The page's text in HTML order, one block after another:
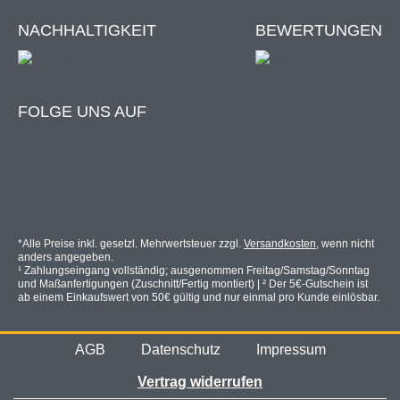
NACHHALTIGKEIT BEWERTUNGEN
FOLGE UNS AUF
*Alle Preise inkl. gesetzl. Mehrwertsteuer zzgl. Versandkosten, wenn nicht
anders angegeben.
¹ Zahlungseingang vollständig; ausgenommen Freitag/Samstag/Sonntag
und Maßanfertigungen (Zuschnitt/Fertig montiert) | ² Der 5€-Gutschein ist
ab einem Einkaufswert von 50€ gültig und nur einmal pro Kunde einlösbar.
AGB Datenschutz Impressum
Vertrag widerrufen